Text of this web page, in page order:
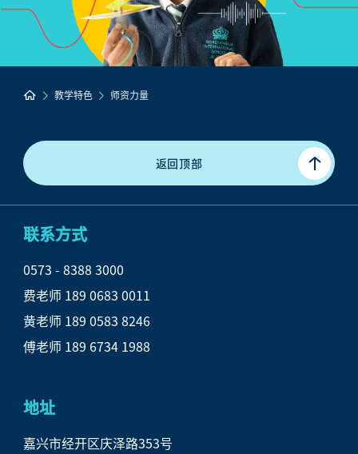
教学特色 师资力量
返回顶部
联系方式
0573 - 8388 3000
费老师 189 0683 0011
黄老师 189 0583 8246
傅老师 189 6734 1988
地址
嘉兴市经开区庆泽路353号